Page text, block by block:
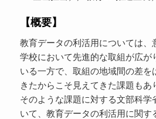
【概要】
教育データの利活用については、
学校において先進的な取組が広が
いる一方で、取組の地域間の差を
きたからこそ見えてきた課題もあ
そのような課題に対する文部科学
いて、教育データの利活用に関す